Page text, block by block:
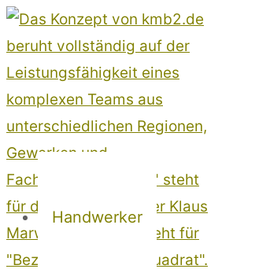
Zum
Inhalt
springen
Handwerker